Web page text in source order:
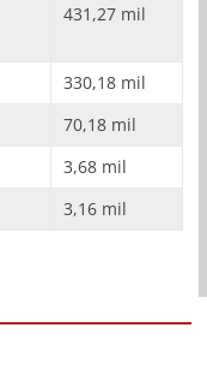
431,27 mil
330,18 mil
70,18 mil
3,68 mil
3,16 mil